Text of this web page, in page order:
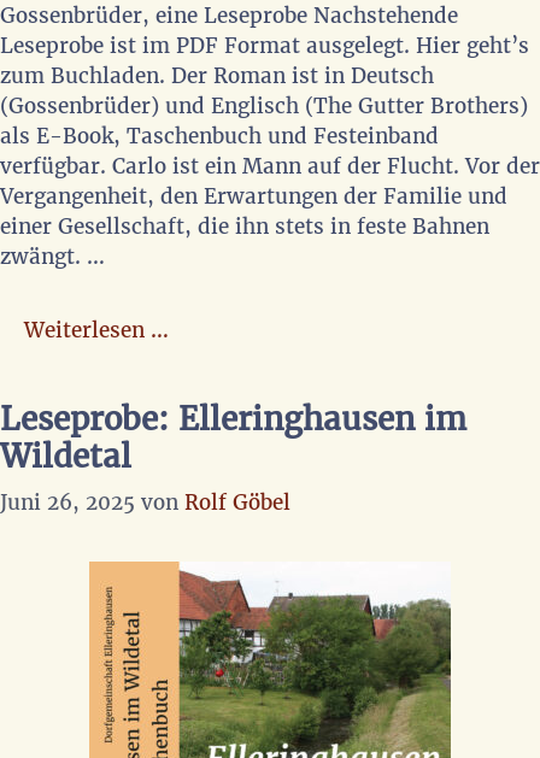
Gossenbrüder, eine Leseprobe Nachstehende
Leseprobe ist im PDF Format ausgelegt. Hier geht’s
zum Buchladen. Der Roman ist in Deutsch
(Gossenbrüder) und Englisch (The Gutter Brothers)
als E-Book, Taschenbuch und Festeinband
verfügbar. Carlo ist ein Mann auf der Flucht. Vor der
Vergangenheit, den Erwartungen der Familie und
einer Gesellschaft, die ihn stets in feste Bahnen
zwängt. …
Weiterlesen …
Leseprobe: Elleringhausen im
Wildetal
Juni 26, 2025 von Rolf Göbel